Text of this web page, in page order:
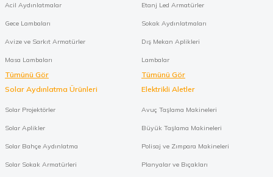
Acil Aydınlatmalar
Gece Lambaları
Avize ve Sarkıt Armatürler
Masa Lambaları
Tümünü Gör
Etanj Led Armatürler
Sokak Aydınlatmaları
Dış Mekan Aplikleri
Lambalar
Tümünü Gör
Solar Aydınlatma Ürünleri
Solar Projektörler
Solar Aplikler
Solar Bahçe Aydınlatma
Solar Sokak Armatürleri
Elektrikli Aletler
Avuç Taşlama Makineleri
Büyük Taşlama Makineleri
Polisaj ve Zımpara Makineleri
Planyalar ve Bıçakları